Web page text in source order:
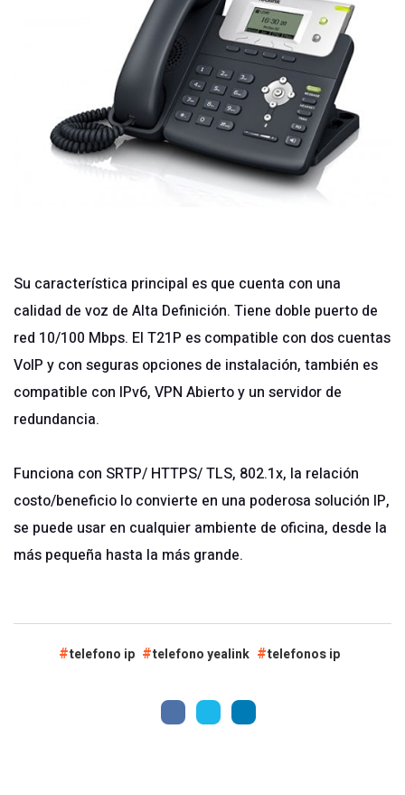
Su característica principal es que cuenta con una
calidad de voz de Alta Definición. Tiene doble puerto de
red 10/100 Mbps. El T21P es compatible con dos cuentas
VoIP y con seguras opciones de instalación, también es
compatible con IPv6, VPN Abierto y un servidor de
redundancia.
Funciona con SRTP/ HTTPS/ TLS, 802.1x, la relación
costo/beneficio lo convierte en una poderosa solución IP,
se puede usar en cualquier ambiente de oficina, desde la
más pequeña hasta la más grande.
telefono ip telefono yealink telefonos ip